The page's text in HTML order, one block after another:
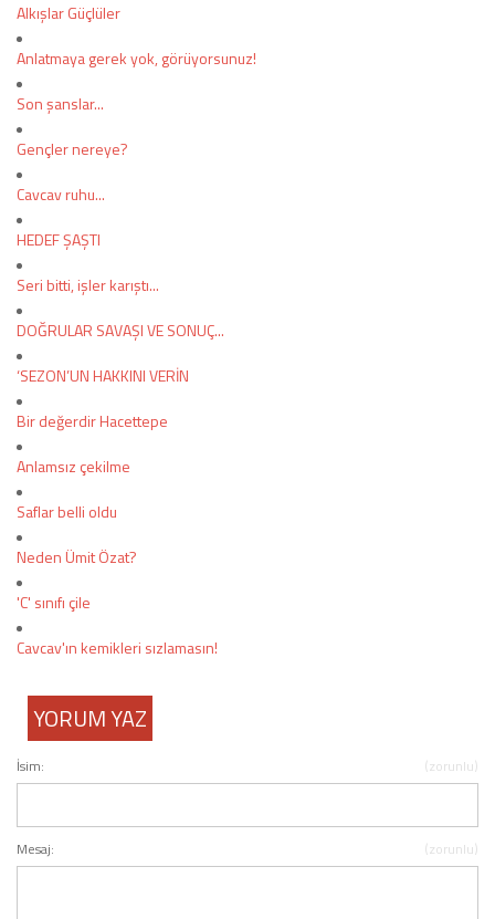
Alkışlar Güçlüler
Anlatmaya gerek yok, görüyorsunuz!
Son şanslar...
Gençler nereye?
Cavcav ruhu...
HEDEF ŞAŞTI
Seri bitti, işler karıştı...
DOĞRULAR SAVAŞI VE SONUÇ...
‘SEZON’UN HAKKINI VERİN
Bir değerdir Hacettepe
Anlamsız çekilme
Saflar belli oldu
Neden Ümit Özat?
'C' sınıfı çile
Cavcav'ın kemikleri sızlamasın!
YORUM YAZ
İsim: (zorunlu)
Mesaj: (zorunlu)